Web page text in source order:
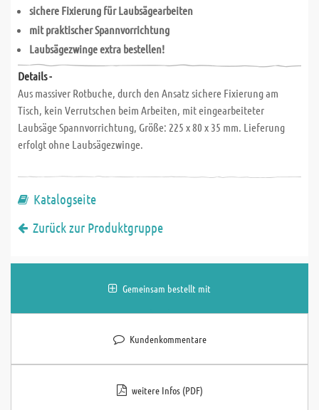
sichere Fixierung für Laubsägearbeiten
mit praktischer Spannvorrichtung
Laubsägezwinge extra bestellen!
Details -
Aus massiver Rotbuche, durch den Ansatz sichere Fixierung am
Tisch, kein Verrutschen beim Arbeiten, mit eingearbeiteter
Laubsäge Spannvorrichtung, Größe: 225 x 80 x 35 mm. Lieferung
erfolgt ohne Laubsägezwinge.
Katalogseite
Zurück zur Produktgruppe
Gemeinsam bestellt mit
Kundenkommentare
weitere Infos (PDF)